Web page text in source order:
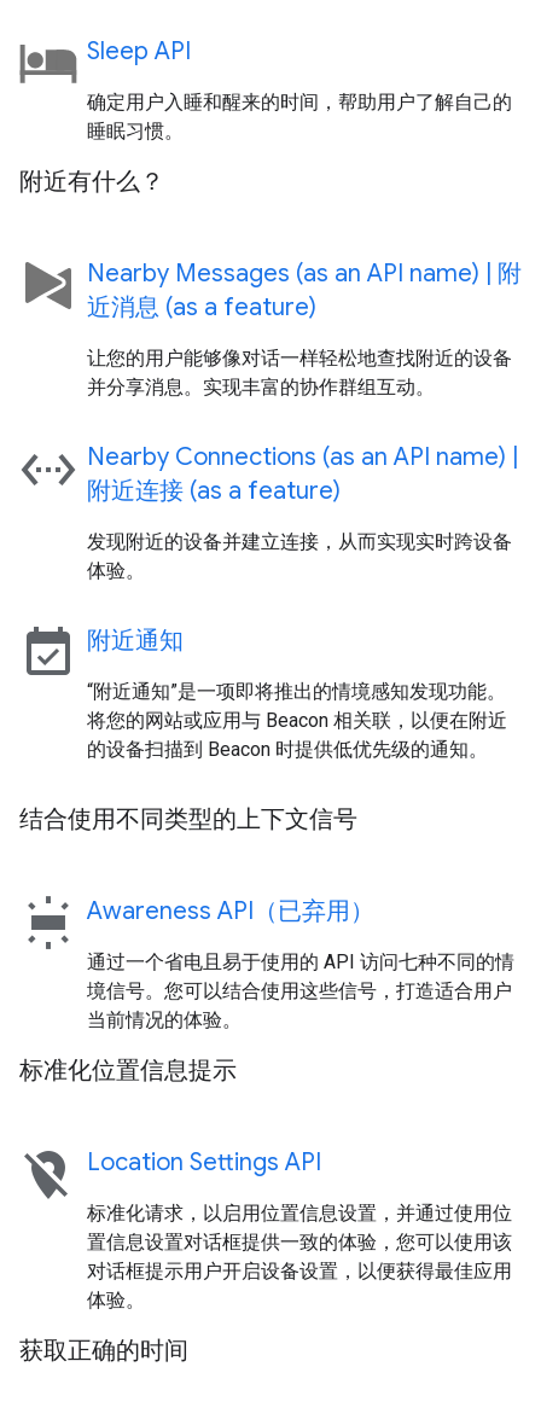
Sleep API
确定用户入睡和醒来的时间，帮助用户了解自己的
睡眠习惯。
附近有什么？
Nearby Messages (as an API name) | 附
近消息 (as a feature)
让您的用户能够像对话一样轻松地查找附近的设备
并分享消息。实现丰富的协作群组互动。
settings_ethernet Nearby Connections (as an API name) |
附近连接 (as a feature)
发现附近的设备并建立连接，从而实现实时跨设备
体验。
event_available 附近通知
“附近通知”是一项即将推出的情境感知发现功能。
将您的网站或应用与 Beacon 相关联，以便在附近
的设备扫描到 Beacon 时提供低优先级的通知。
结合使用不同类型的上下文信号
wb_iridescent Awareness API（已弃用）
通过一个省电且易于使用的 API 访问七种不同的情
境信号。您可以结合使用这些信号，打造适合用户
当前情况的体验。
标准化位置信息提示
location_off Location Settings API
标准化请求，以启用位置信息设置，并通过使用位
置信息设置对话框提供一致的体验，您可以使用该
对话框提示用户开启设备设置，以便获得最佳应用
体验。
获取正确的时间